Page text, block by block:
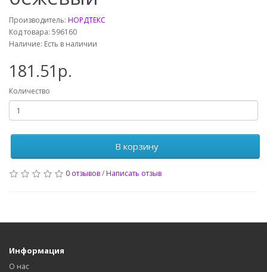
Производитель: НОРДТЕКС
Код товара: 596160
Наличие: Есть в наличии
181.51р.
Количество
В корзину
0 отзывов/Написать отзыв
Информация
О нас